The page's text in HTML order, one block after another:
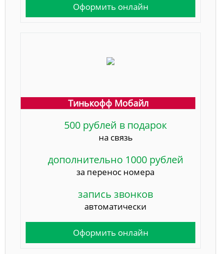
Оформить онлайн
Тинькофф Мобайл
500 рублей в подарок
на связь
дополнительно 1000 рублей
за перенос номера
запись звонков
автоматически
Оформить онлайн